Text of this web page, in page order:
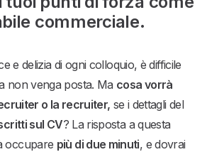
commerciale.
e delizia di ogni colloquio, è difficile
non venga posta. Ma cosa vorrà
o la recruiter, se i dettagli del
sul CV? La risposta a questa
occupare più di due minuti, e dovrai